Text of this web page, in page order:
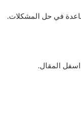
في حل المشكلات.
المقال.